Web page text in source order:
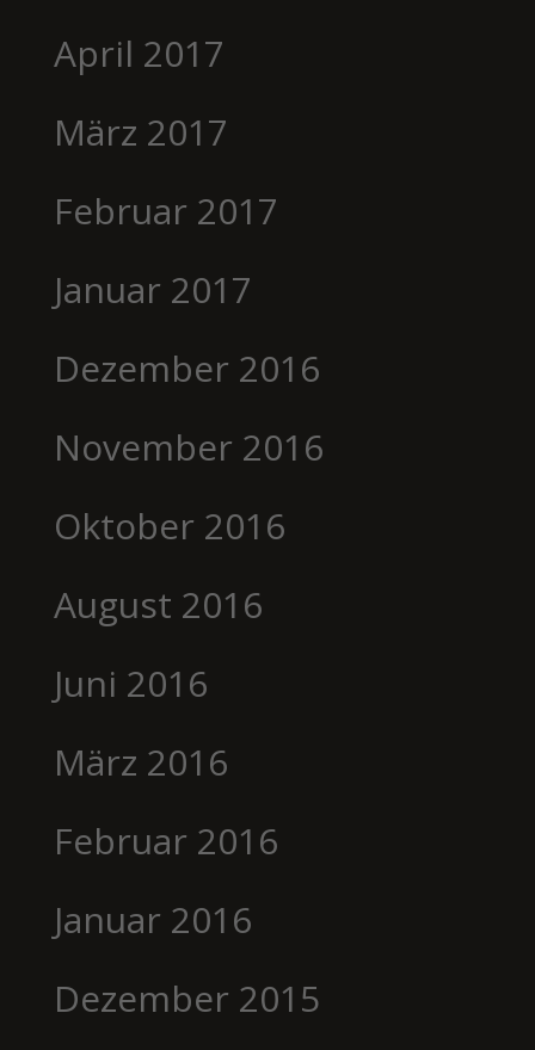
April 2017
März 2017
Februar 2017
Januar 2017
Dezember 2016
November 2016
Oktober 2016
August 2016
Juni 2016
März 2016
Februar 2016
Januar 2016
Dezember 2015